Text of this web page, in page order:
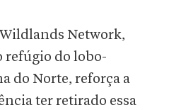
Network,
refúgio do lobo-
do Norte, reforça a
ter retirado essa